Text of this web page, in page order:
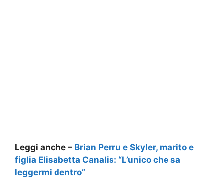
Leggi anche – Brian Perru e Skyler, marito e
figlia Elisabetta Canalis: “L’unico che sa
leggermi dentro”